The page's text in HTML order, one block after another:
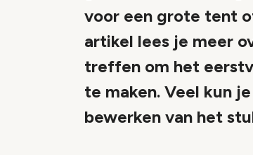
voor een grote tent
artikel lees je meer
treffen om het
te maken. Veel kun
bewerken van het